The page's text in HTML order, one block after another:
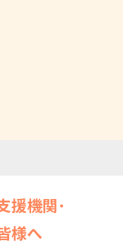
援機関･
様へ